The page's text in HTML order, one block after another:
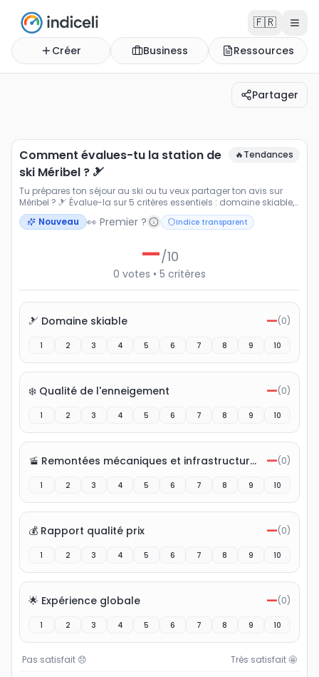
🇫🇷
Créer Business Ressources
Partager
Comment évalues-tu la station de ski Méribel ? 🎿
Tu prépares ton séjour au ski ou tu veux partager ton
Comment évalues-tu la station de
ski Méribel ? 🎿
🔥Tendances
Tu prépares ton séjour au ski ou tu veux partager ton avis sur
Méribel ? 🎿 Évalue-la sur 5 critères essentiels : domaine skiable,
enneigement, infrastructures, rapport qualité prix et expérience
globale. Que tu sois amateur de poudreuse ❄️, fan d'après-ski 🍷
découvre la note moyenne attribuée par la communauté pour
comparer les meilleures stations de ski 🏔️
Nouveau 👀 Premier ? Indice transparent
—/10
0 votes • 5 critères
🎿 Domaine skiable —(0)
1 2 3 4 5 6 7 8 9 10
❄️ Qualité de l'enneigement —(0)
1 2 3 4 5 6 7 8 9 10
🚡 Remontées mécaniques et infrastructures —(0)
1 2 3 4 5 6 7 8 9 10
💰 Rapport qualité prix —(0)
1 2 3 4 5 6 7 8 9 10
🌟 Expérience globale —(0)
1 2 3 4 5 6 7 8 9 10
Pas satisfait 😞 Très satisfait🤩